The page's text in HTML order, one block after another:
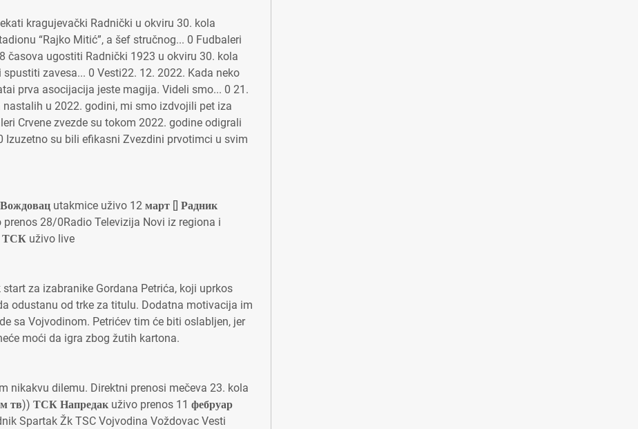
kragujevački Radnički u okviru 30. kola
“Rajko Mitić”, a šef stručnog... 0 Fudbaleri
časova ugostiti Radnički 1923 u okviru 30. kola
spustiti zavesa... 0 Vesti22. 12. 2022. Kada neko
prva asocijacija jeste magija. Videli smo... 0 21.
u 2022. godini, mi smo izdvojili pet iza
Crvene zvezde su tokom 2022. godine odigrali
Izuzetno su bili efikasni Zvezdini prvotimci u svim
utakmice uživo 12 март [] Радник
28/0Radio Televizija Novi iz regiona i
ТСК uživo live
za izabranike Gordana Petrića, koji uprkos
odustanu od trke za titulu. Dodatna motivacija im
sa Vojvodinom. Petrićev tim će biti oslabljen, jer
moći da igra zbog žutih kartona.
nikakvu dilemu. Direktni prenosi mečeva 23. kola
тв)) ТСК Напредак uživo prenos 11 фебруар
Spartak Žk TSC Vojvodina Voždovac Vesti